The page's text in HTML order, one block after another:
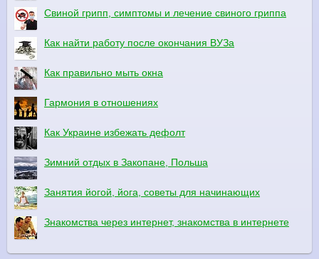
Свиной грипп, симптомы и лечение свиного гриппа
Как найти работу после окончания ВУЗа
Как правильно мыть окна
Гармония в отношениях
Как Украине избежать дефолт
Зимний отдых в Закопане, Польша
Занятия йогой, йога, советы для начинающих
Знакомства через интернет, знакомства в интернете